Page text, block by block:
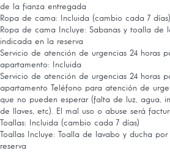
de la fianza entregada
Ropa de cama: Incluida (cambio cada 7 días)
Ropa de cama
Incluye: Sabanas y toalla de
indicada en la reserva
Servicio de atención de urgencias 24 horas
apartamento: Incluida
Servicio de atención de urgencias 24 horas
apartamento
Teléfono para atención de
que no pueden esperar (falta de luz, agua,
de llaves, etc). El mal uso o abuse será
Toallas: Incluida (cambio cada 7 días)
Toallas
Incluye: Toalla de lavabo y ducha
reserva